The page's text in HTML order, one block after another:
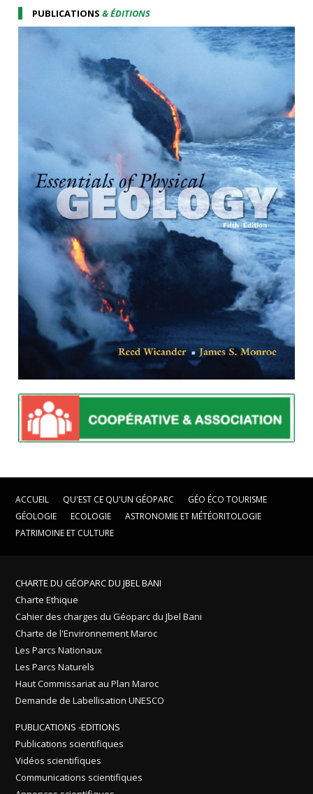
PUBLICATIONS& ÉDITIONS
ACCUEIL QU'EST CE QU'UN GÉOPARC
GÉO ÉCO TOURISME
GÉOLOGIE
ECOLOGIE
ASTRONOMIE ET MÉTÉORITOLOGIE
PATRIMOINE ET CULTURE
CHARTE DU GÉOPARC DU JBEL BANI
Charte Ethique
Cahier des charges du Géoparc du Jbel Bani
Charte de l'Environnement Maroc
Les Parcs Nationaux
Les Parcs Naturels
Haut Commissariat au Plan Maroc
Demande de Labellisation UNESCO
PUBLICATIONS -EDITIONS
Publications scientifiques
Vidéos scientifiques
Communications scientifiques